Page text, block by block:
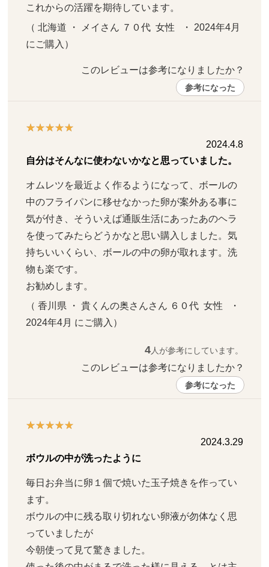
これからの活躍を期待しています。
（ 北海道 ・ メイさん ７０代  女性   ・ 2024年4月
にご購入）
このレビューは参考になりましたか？
参考になった
2024.4.8
自分はそんなに使わないかなと思っていました。
オムレツを最近よく作るようになって、ボールの
中のフライパンに移せなかった卵が案外ある事に
気が付き、そういえば通販生活にあったあのヘラ
を使ってみたらどうかなと思い購入しました。気
持ちいいくらい、ボールの中の卵が取れます。洗
物も楽です。
お勧めします。
（ 香川県 ・ 貴くんの奥さんさん ６０代  女性   ・
2024年4月 にご購入）
4人が参考にしています。
このレビューは参考になりましたか？
参考になった
2024.3.29
ボウルの中が洗ったように
毎日お弁当に卵１個で焼いた玉子焼きを作ってい
ます。
ボウルの中に残る取り切れない卵液が勿体なく思
っていましたが
今朝使って見て驚きました。